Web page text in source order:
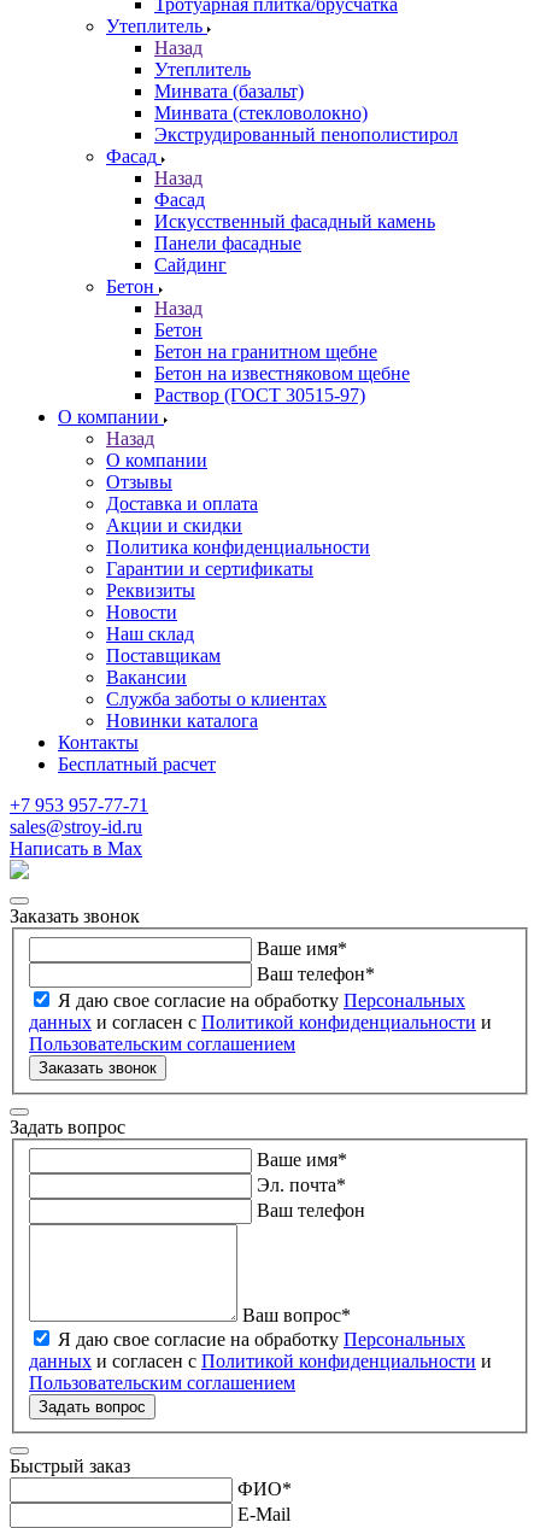
Тротуарная плитка/брусчатка
Утеплитель
Назад
Утеплитель
Минвата (базальт)
Минвата (стекловолокно)
Экструдированный пенополистирол
Фасад
Назад
Фасад
Искусственный фасадный камень
Панели фасадные
Сайдинг
Бетон
Назад
Бетон
Бетон на гранитном щебне
Бетон на известняковом щебне
Раствор (ГОСТ 30515-97)
О компании
Назад
О компании
Отзывы
Доставка и оплата
Акции и скидки
Политика конфиденциальности
Гарантии и сертификаты
Реквизиты
Новости
Наш склад
Поставщикам
Вакансии
Служба заботы о клиентах
Новинки каталога
Контакты
Бесплатный расчет
+7 953 957-77-71
sales@stroy-id.ru
Написать в Max
Заказать звонок
Ваше имя*
Ваш телефон*
Я даю свое согласие на обработку Персональных
данных и согласен с Политикой конфиденциальности и
Пользовательским соглашением
Заказать звонок
Задать вопрос
Ваше имя*
Эл. почта*
Ваш телефон
Ваш вопрос*
Я даю свое согласие на обработку Персональных
данных и согласен с Политикой конфиденциальности и
Пользовательским соглашением
Задать вопрос
Быстрый заказ
ФИО*
E-Mail